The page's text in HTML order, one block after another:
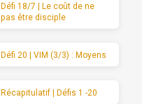
Défi 18/7 | Le coût de ne
pas être disciple
Défi 20 | VIM (3/3) : Moyens
Récapitulatif | Défis 1 -20